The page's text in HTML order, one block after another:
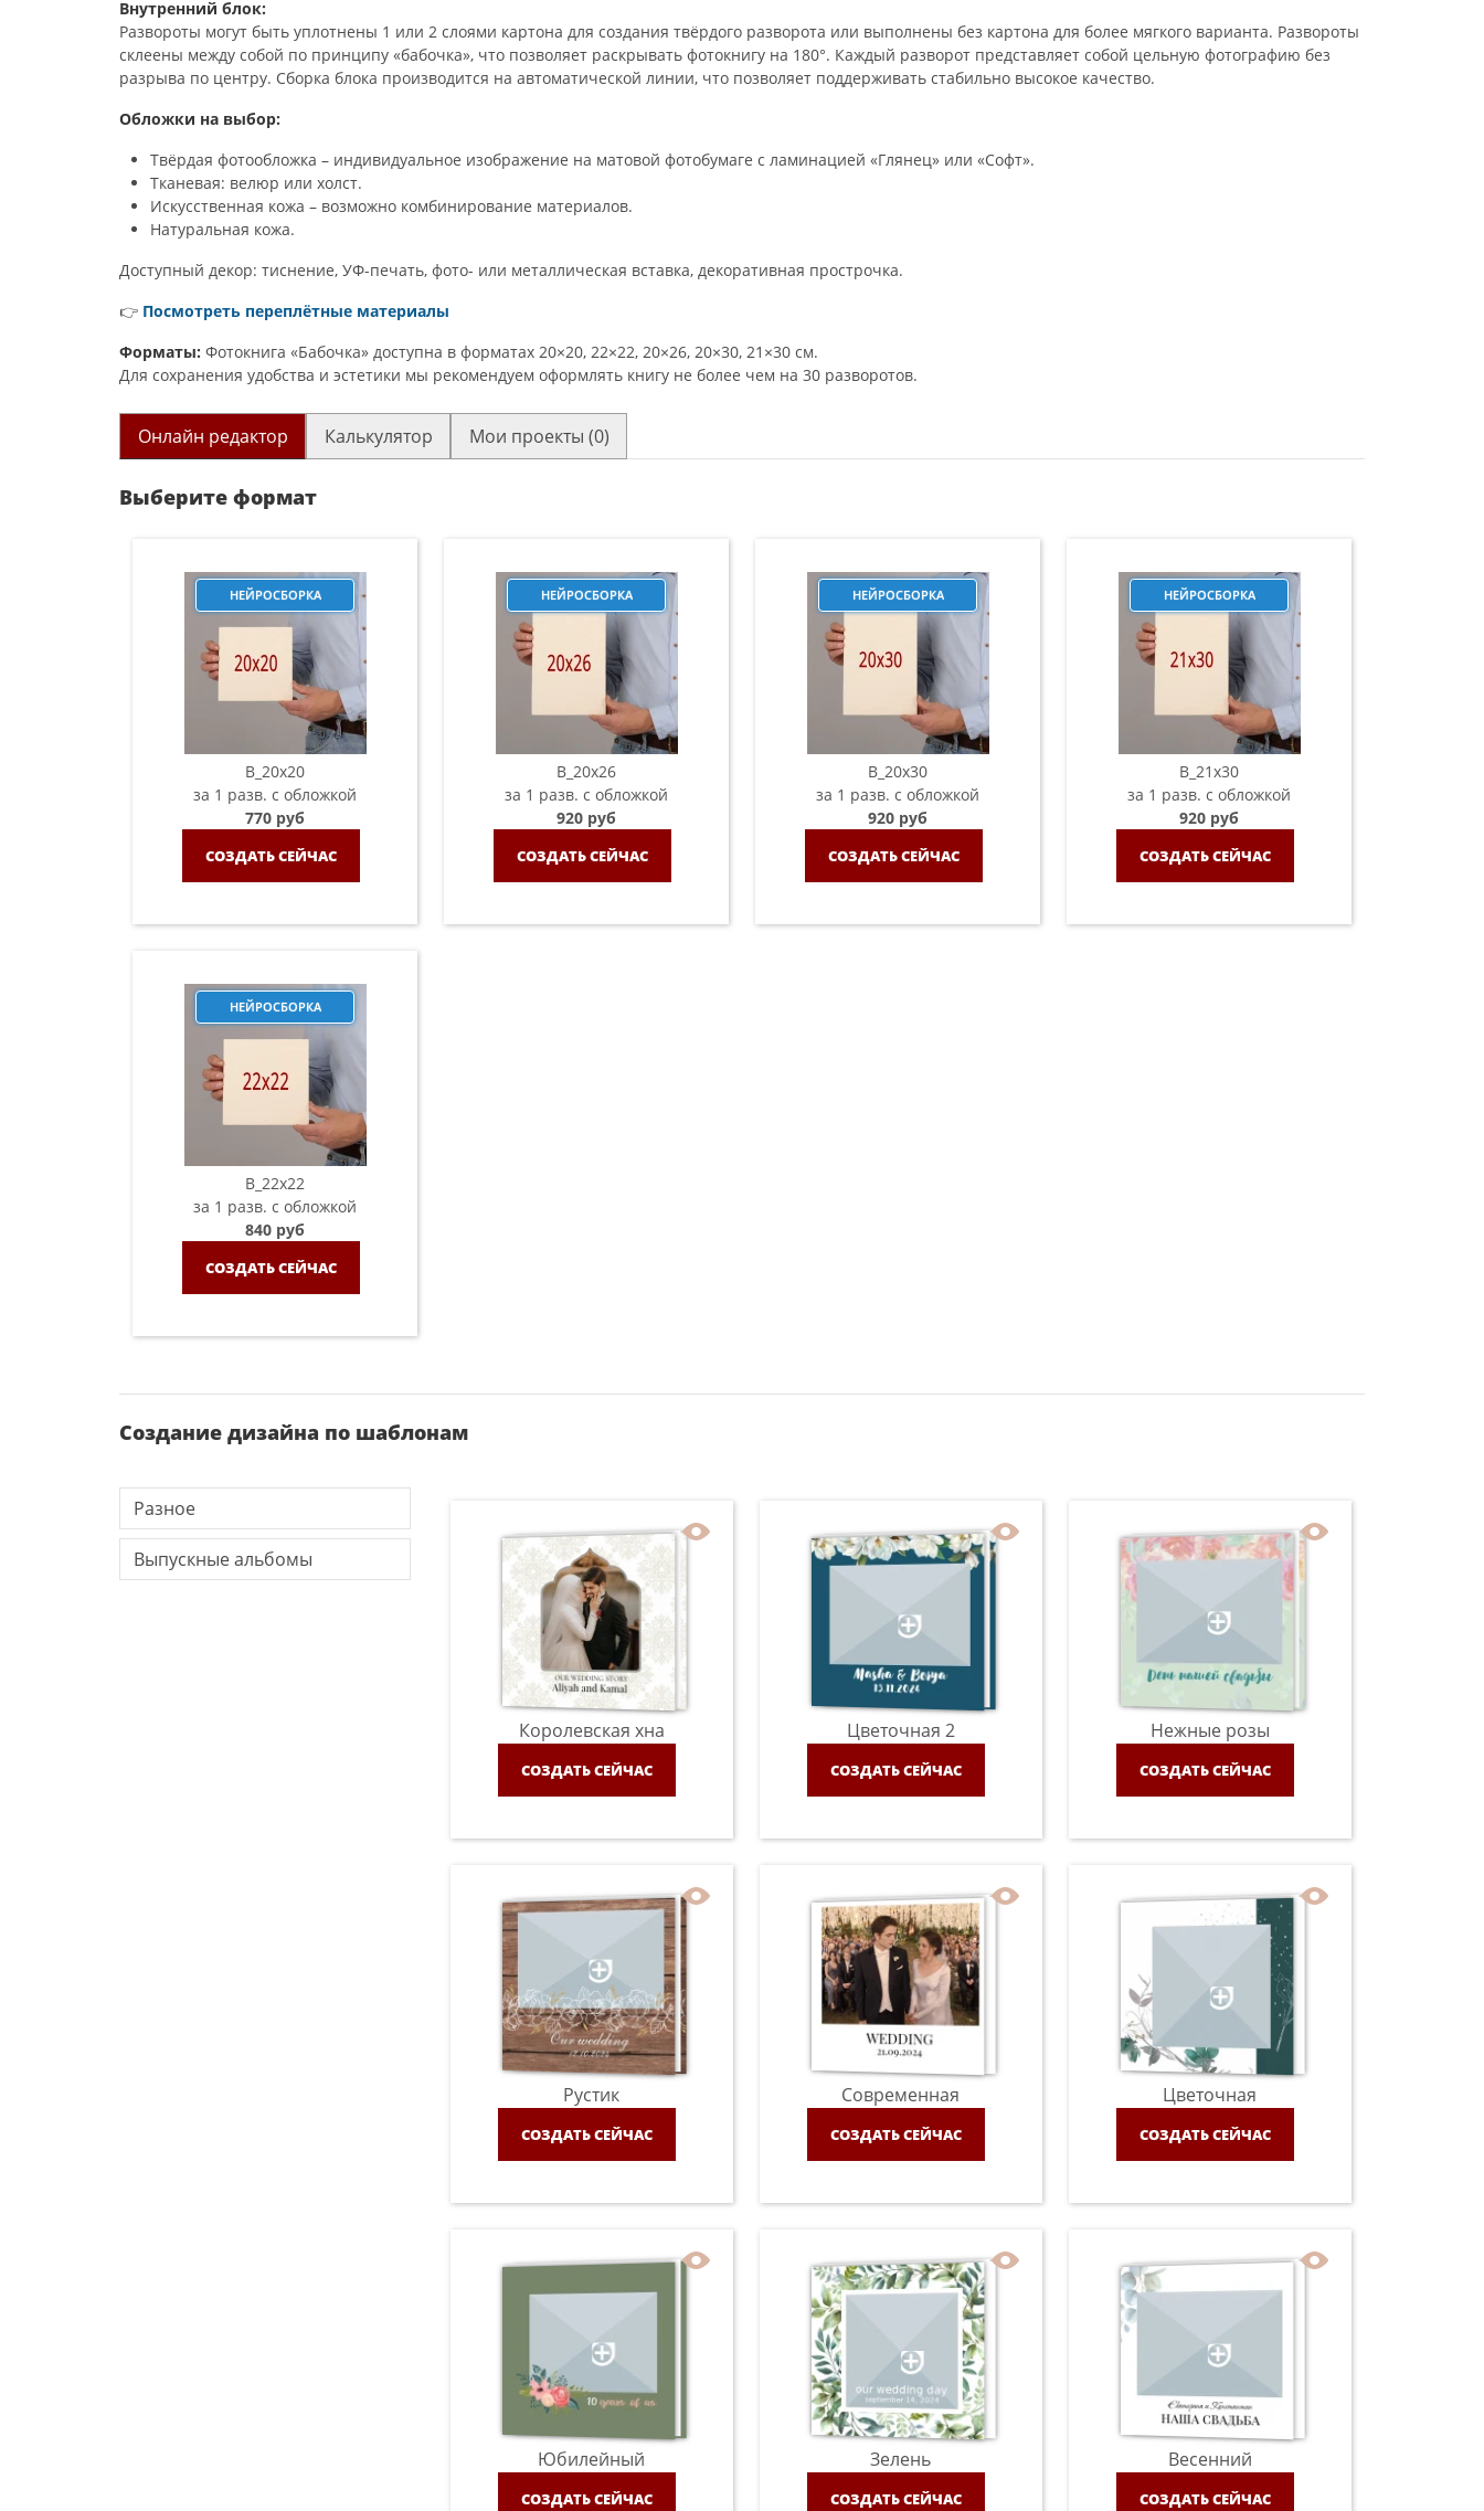
Внутренний блок:
Развороты могут быть уплотнены 1 или 2 слоями картона для создания твёрдого разворота или выполнены без картона для более мягкого варианта. Развороты
склеены между собой по принципу «бабочка», что позволяет раскрывать фотокнигу на 180°. Каждый разворот представляет собой цельную фотографию без
разрыва по центру. Сборка блока производится на автоматической линии, что позволяет поддерживать стабильно высокое качество.
Обложки на выбор:
Твёрдая фотообложка – индивидуальное изображение на матовой фотобумаге с ламинацией «Глянец» или «Софт».
Тканевая: велюр или холст.
Искусственная кожа – возможно комбинирование материалов.
Натуральная кожа.
Доступный декор: тиснение, УФ-печать, фото- или металлическая вставка, декоративная прострочка.
👉 Посмотреть переплётные материалы
Форматы: Фотокнига «Бабочка» доступна в форматах 20×20, 22×22, 20×26, 20×30, 21×30 см.
Для сохранения удобства и эстетики мы рекомендуем оформлять книгу не более чем на 30 разворотов.
Онлайн редактор Калькулятор Мои проекты (0)
Выберите формат
НЕЙРОСБОРКА
B_20х20
за 1 разв. с обложкой
770 руб
СОЗДАТЬ СЕЙЧАС
НЕЙРОСБОРКА
B_20х26
за 1 разв. с обложкой
920 руб
СОЗДАТЬ СЕЙЧАС
НЕЙРОСБОРКА
B_20х30
за 1 разв. с обложкой
920 руб
СОЗДАТЬ СЕЙЧАС
НЕЙРОСБОРКА
B_21х30
за 1 разв. с обложкой
920 руб
СОЗДАТЬ СЕЙЧАС
НЕЙРОСБОРКА
B_22х22
за 1 разв. с обложкой
840 руб
СОЗДАТЬ СЕЙЧАС
Создание дизайна по шаблонам
Разное
Выпускные альбомы
Королевская хна
СОЗДАТЬ СЕЙЧАС
Цветочная 2
СОЗДАТЬ СЕЙЧАС
Нежные розы
СОЗДАТЬ СЕЙЧАС
Рустик
СОЗДАТЬ СЕЙЧАС
Современная
СОЗДАТЬ СЕЙЧАС
Цветочная
СОЗДАТЬ СЕЙЧАС
Юбилейный
СОЗДАТЬ СЕЙЧАС
Зелень
СОЗДАТЬ СЕЙЧАС
Весенний
СОЗДАТЬ СЕЙЧАС